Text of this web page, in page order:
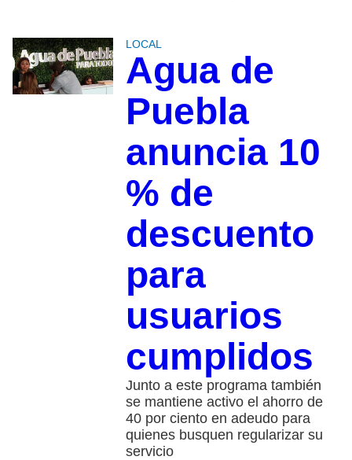
LOCAL
Agua de
Puebla
anuncia 10
% de
descuento
para
usuarios
cumplidos
Junto a este programa también
se mantiene activo el ahorro de
40 por ciento en adeudo para
quienes busquen regularizar su
servicio